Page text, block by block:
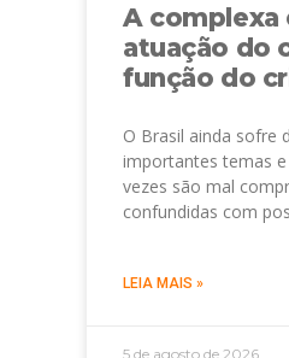
A complexa
atuação do
função do
O Brasil ainda sofre
importantes temas
vezes são mal
confundidas com
LEIA MAIS »
5 de agosto de 2026